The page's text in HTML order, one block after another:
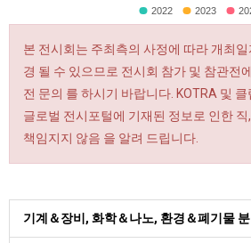
2022 2023
본 전시회는 주최측의 사정에 따라 개최
경 될 수 있으므로 전시회 참가 및 참관전
전 문의 를 하시기 바랍니다. KOTRA 및
글로벌 전시포털에 기재된 정보로 인한
책임지지 않음 을 알려 드립니다.
기계＆장비, 화학＆나노, 환경＆폐기물